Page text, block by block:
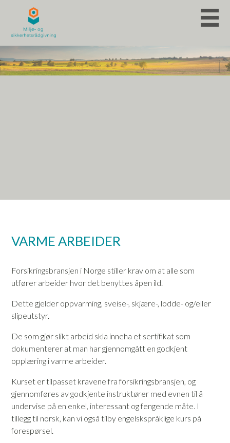
VARME ARBEIDER
Forsikringsbransjen i Norge stiller krav om at alle som
utfører arbeider hvor det benyttes åpen ild.
Dette gjelder oppvarming, sveise-, skjære-, lodde- og/eller
slipeutstyr.
De som gjør slikt arbeid skla inneha et sertifikat som
dokumenterer at man har gjennomgått en godkjent
opplæring i varme arbeider.
Kurset er tilpasset kravene fra forsikringsbransjen, og
gjennomføres av godkjente instruktører med evnen til å
undervise på en enkel, interessant og fengende måte. I
tillegg til norsk, kan vi også tilby engelskspråklige kurs på
forespørsel.